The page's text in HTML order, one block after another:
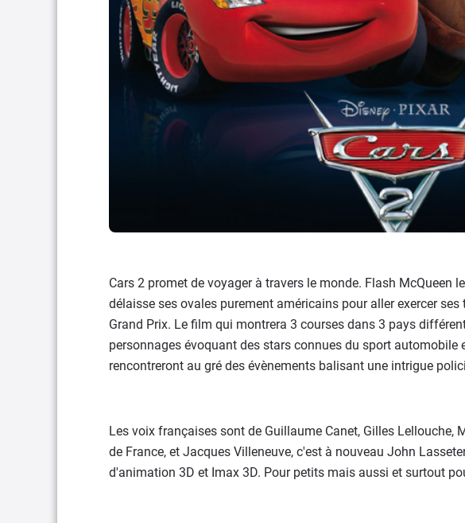
Cars 2 promet de voyager à travers le monde. Flash McQueen
délaisse ses ovales purement américains pour aller exercer
Grand Prix. Le film qui montrera 3 courses dans 3 pays
personnages évoquant des stars connues du sport automobile
rencontreront au gré des évènements balisant une intrigue
Les voix françaises sont de Guillaume Canet, Gilles Lellouche,
de France, et Jacques Villeneuve, c'est à nouveau John
d'animation 3D et Imax 3D. Pour petits mais aussi et surtout